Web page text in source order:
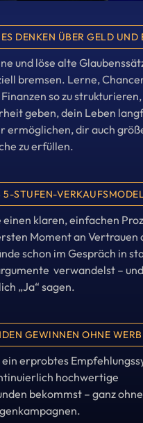
DENKEN ÜBER GELD UND
und löse alte
bremsen. Lerne,
so zu
geben, dein Leben
ermöglichen, dir auch
zu erfüllen.
5-STUFEN-
einen klaren, einfachen
Moment an Vertrauen
schon im Gespräch in
verwandelst –
„Ja“ sagen.
GEWINNEN OHNE
ein erprobtes
hochwertige
bekommst – ganz